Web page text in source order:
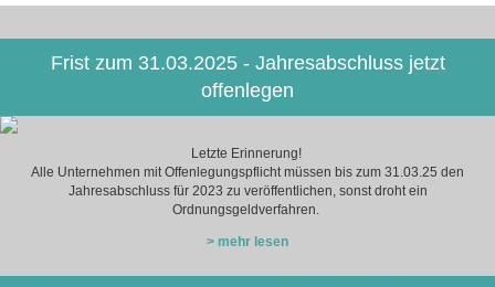
Frist zum 31.03.2025 - Jahresabschluss jetzt
offenlegen
Letzte Erinnerung!
Alle Unternehmen mit Offenlegungspflicht müssen bis zum 31.03.25 den
Jahresabschluss für 2023 zu veröffentlichen, sonst droht ein
Ordnungsgeldverfahren.
> mehr lesen